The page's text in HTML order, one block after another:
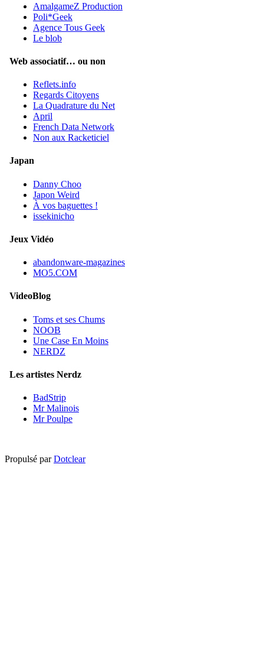
AmalgameZ Production
Poli*Geek
Agence Tous Geek
Le blob
Web associatif… ou non
Reflets.info
Regards Citoyens
La Quadrature du Net
April
French Data Network
Non aux Racketiciel
Japan
Danny Choo
Japon Weird
À vos baguettes !
issekinicho
Jeux Vidéo
abandonware-magazines
MO5.COM
VideoBlog
Toms et ses Chums
NOOB
Une Case En Moins
NERDZ
Les artistes Nerdz
BadStrip
Mr Malinois
Mr Poulpe
Propulsé parDotclear